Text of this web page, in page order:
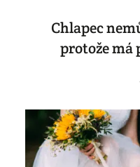
Chlapec
protože má